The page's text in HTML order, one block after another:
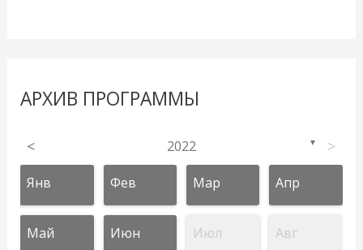
АРХИВ ПРОГРАММЫ
< 2022 ▼ >
Янв Фев Мар Апр
Май Июн Июл Авг